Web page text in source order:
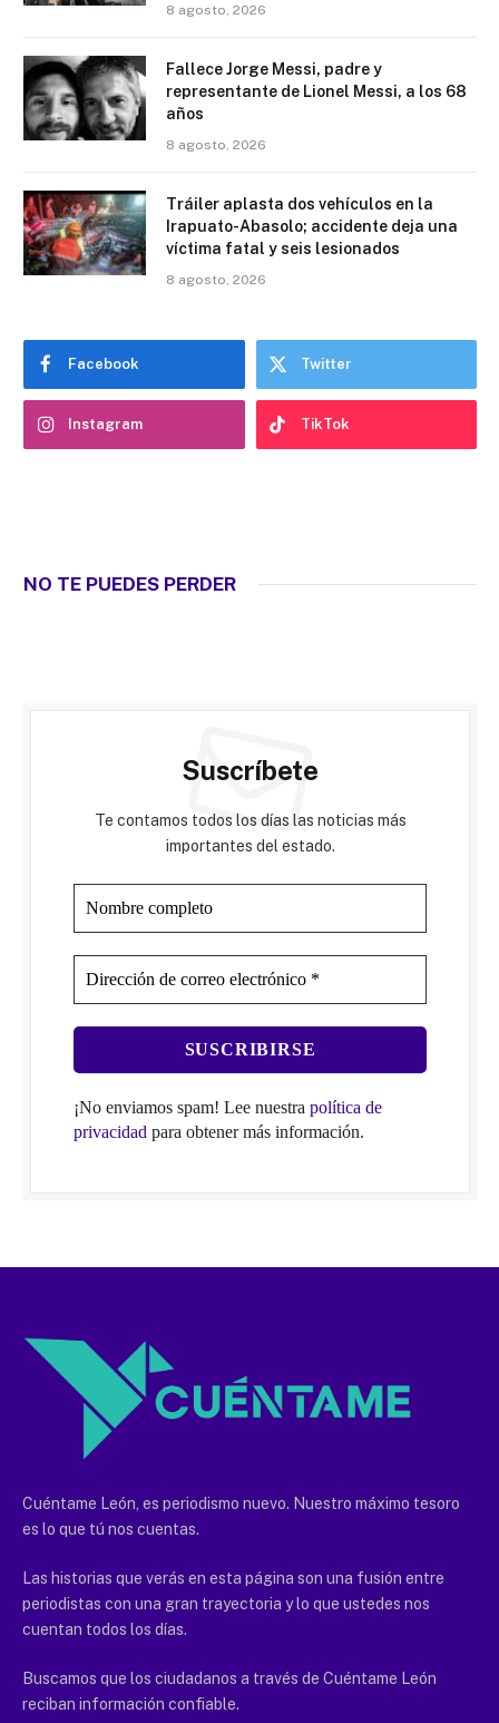
8 agosto, 2026
Fallece Jorge Messi, padre y
representante de Lionel Messi, a los 68
años
8 agosto, 2026
Tráiler aplasta dos vehículos en la
Irapuato-Abasolo; accidente deja una
víctima fatal y seis lesionados
8 agosto, 2026
Facebook Twitter
Instagram TikTok
NO TE PUEDES PERDER
Suscríbete
Te contamos todos los días las noticias más
importantes del estado.
¡No enviamos spam! Lee nuestra política de
privacidad para obtener más información.
Cuéntame León, es periodismo nuevo. Nuestro máximo tesoro
es lo que tú nos cuentas.
Las historias que verás en esta página son una fusión entre
periodistas con una gran trayectoria y lo que ustedes nos
cuentan todos los días.
Buscamos que los ciudadanos a través de Cuéntame León
reciban información confiable.